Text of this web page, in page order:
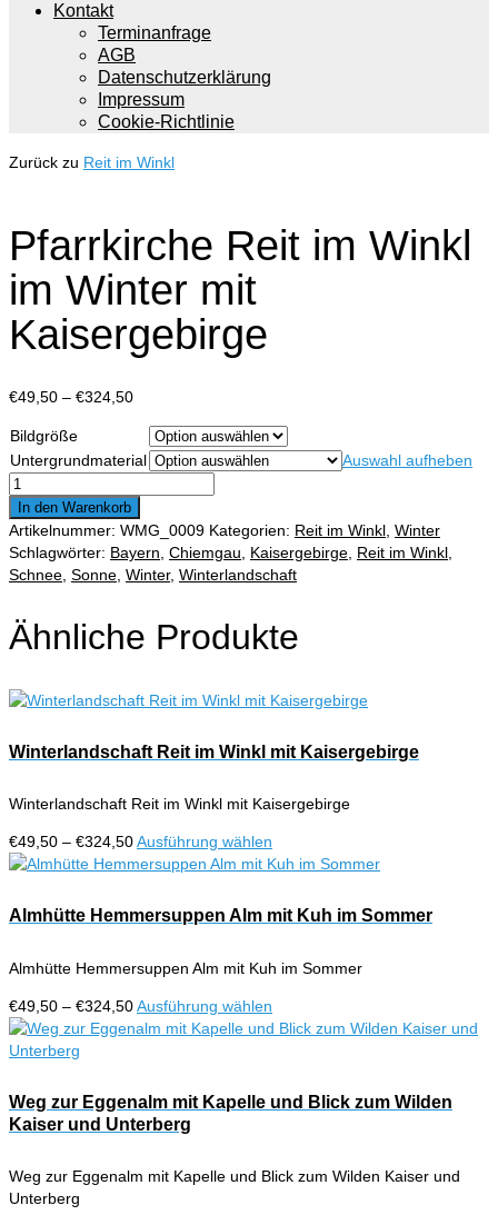
Kontakt
Terminanfrage
AGB
Datenschutzerklärung
Impressum
Cookie-Richtlinie
Zurück zu Reit im Winkl
Pfarrkirche Reit im Winkl
im Winter mit
Kaisergebirge
€49,50 – €324,50Preisspanne:
€324,50
Bildgröße
Untergrundmaterial
Auswahl aufheben
Pfarrkirche
Reit
im
Winkl
im
mit
Kaisergebirge
In den Warenkorb
Artikelnummer: WMG_0009 Kategorien: Reit im Winkl Winter
Schlagwörter: Bayern Chiemgau Kaisergebirge Reit im Winkl
Schnee Sonne Winter, Winterlandschaft
Ähnliche Produkte
Winterlandschaft Reit im Winkl mit Kaisergebirge
Winterlandschaft Reit im Winkl mit Kaisergebirge
€49,50 – €324,50Preisspanne:
€49,50
€324,50
Ausführung wählen
Produkt
mehrere
Varianten
Die
können
auf
gewählt
Almhütte Hemmersuppen Alm mit Kuh im Sommer
Almhütte Hemmersuppen Alm mit Kuh im Sommer
€49,50 – €324,50Preisspanne:
€49,50
Ausführung wählen
Produkt
Varianten
auf.
können
Weg zur Eggenalm mit Kapelle und Blick zum Wilden
Kaiser und Unterberg
Weg zur Eggenalm mit Kapelle und Blick zum Wilden Kaiser und
Unterberg